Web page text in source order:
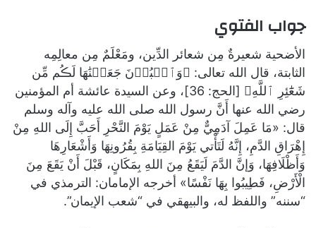
جواب الفتوي
الأضحية شعيرةٌ مِن شعائر الدِّين، ومَعْلَمٌ مِن معالِمِه
الثابتة، قال الله تعالى: ﴿وَٱلۡبُدۡنَ جَعَلۡنَٰهَا لَڪُم مِّن
شَعَٰٓئِرِ ٱللَّهِ﴾ [الحج: 36]، وعن السيدة عائشة أم المؤمنين
رضي الله عنها أَنَّ رسول الله صلى الله عليه وآله وسلم
قال: «مَا عَمِلَ آدَمِيٌّ مِنْ عَمَلٍ يَوْمَ النَّحْرِ أَحَبَّ إِلَى اللهِ مِنْ
إِهْرَاقِ الدَّمِ، إِنَّهُ لَتَأْتي يَوْمَ القِيَامَةِ بِقُرُونِهَا وَأَشْعَارِهَا
وَأَظْلَافِهَا، وَإنَّ الدَّمَ لَيَقَعُ مِنَ اللهِ بِمَكَانٍ، قَبْلَ أَنْ يَقَعَ مِنَ
الْأَرْضِ، فَطِيبُوا بِهَا نَفْسًا» أخرجه الإمامان: الترمذي في
“سننه” واللفظ له، والبيهقي في “شعب الإيمان”.